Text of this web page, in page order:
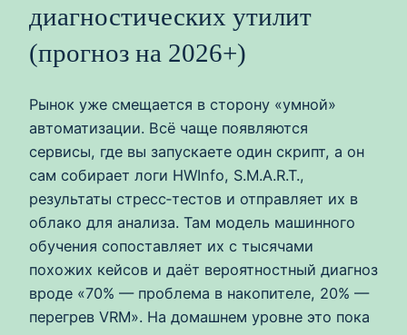
диагностических утилит
(прогноз на 2026+)
Рынок уже смещается в сторону «умной»
автоматизации. Всё чаще появляются
сервисы, где вы запускаете один скрипт, а он
сам собирает логи HWInfo, S.M.A.R.T.,
результаты стресс‑тестов и отправляет их в
облако для анализа. Там модель машинного
обучения сопоставляет их с тысячами
похожих кейсов и даёт вероятностный диагноз
вроде «70% — проблема в накопителе, 20% —
перегрев VRM». На домашнем уровне это пока